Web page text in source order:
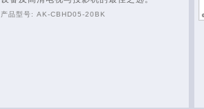
产品型号: AK-CBHD05-20BK